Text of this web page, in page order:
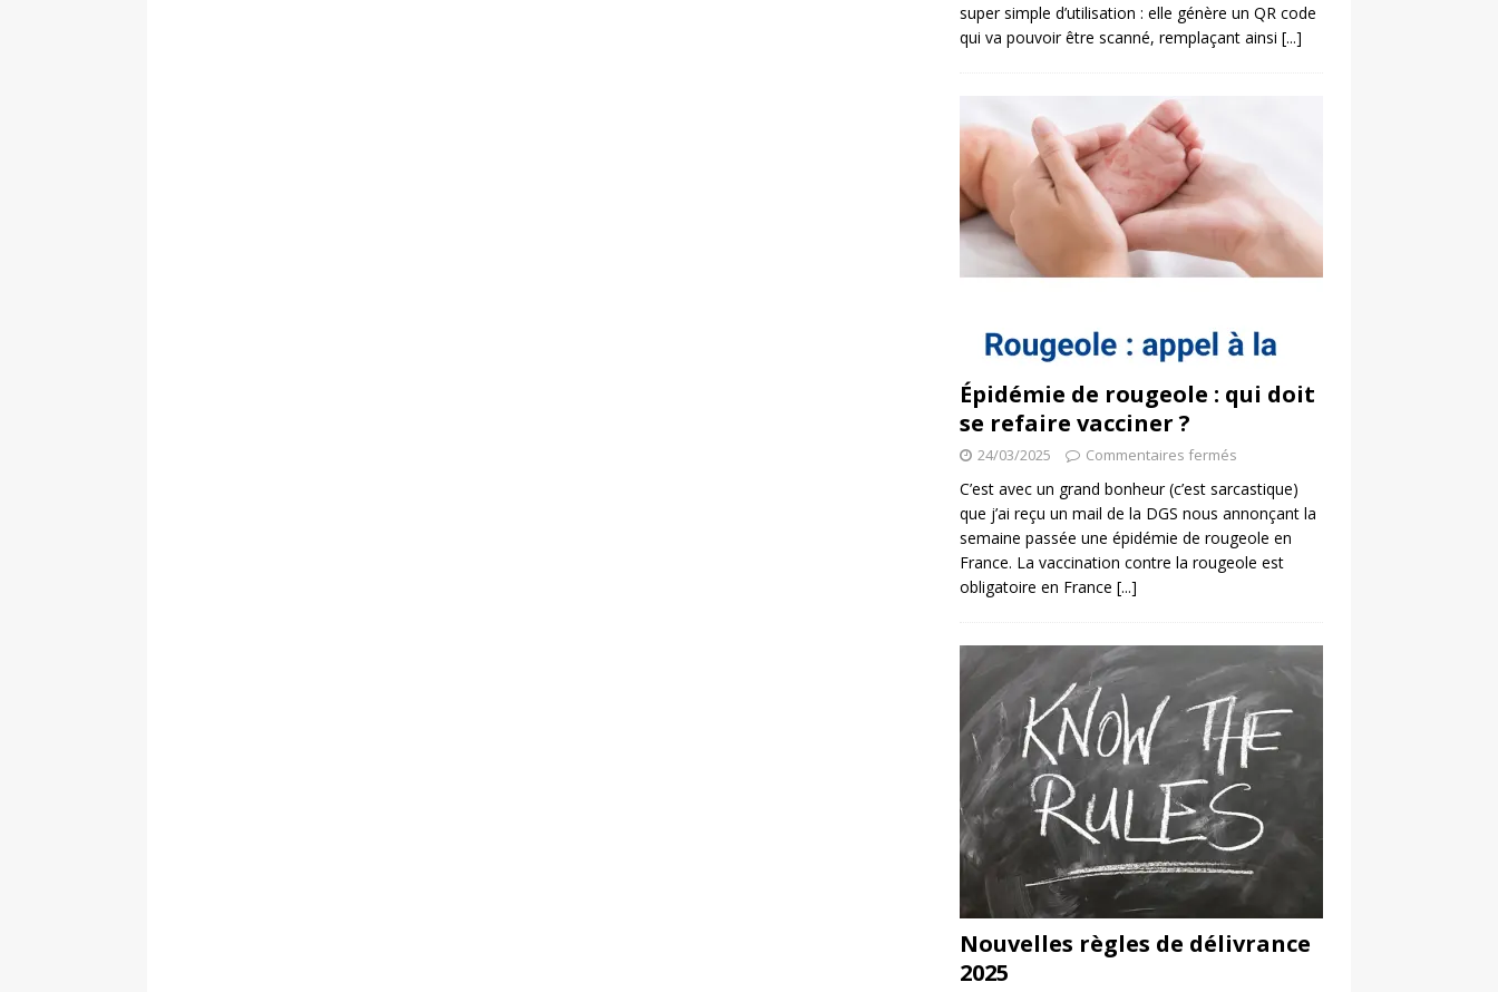
super simple d’utilisation : elle génère un QR code
qui va pouvoir être scanné, remplaçant ainsi [...]
Épidémie de rougeole : qui doit
se refaire vacciner ?
24/03/2025 Commentaires fermés
C’est avec un grand bonheur (c’est sarcastique)
que j’ai reçu un mail de la DGS nous annonçant la
semaine passée une épidémie de rougeole en
France. La vaccination contre la rougeole est
obligatoire en France [...]
Nouvelles règles de délivrance
2025